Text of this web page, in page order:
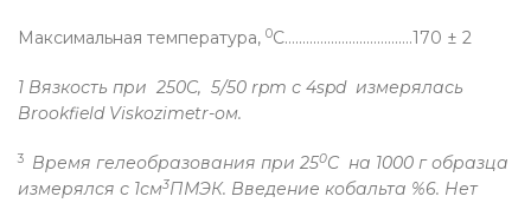
Максимальная температура, 0C…..………………………….170 ± 2
1 Вязкость при 250C, 5/50 rpm с 4spd измерялась
Brookfield Viskozimetr-ом.
3 Время гелеобразования при 250C на 1000 г образца
измерялся с 1см3ПМЭК. Введение кобальта %6. Нет